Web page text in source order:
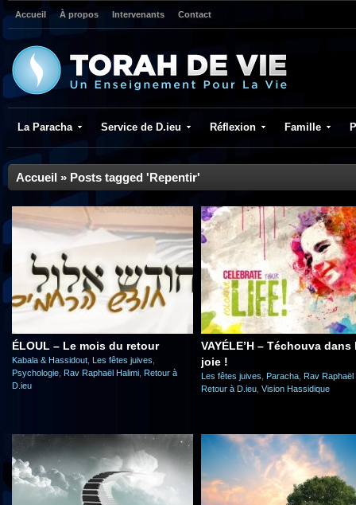
Accueil À propos Intervenants Contact
La Paracha Service de D.ieu Réflexion Famille
Accueil » Posts tagged 'Repentir'
ÉLOUL – Le mois du retour
Kabala & Hassidout Les fêtes juives
Psychologie Rav Raphaël Halimi Retour à
D.ieu
VAYÉLE’H – Téchouva dans
joie !
Les fêtes juives Paracha Rav Raphaël
Retour à D.ieu Vision Hassidique